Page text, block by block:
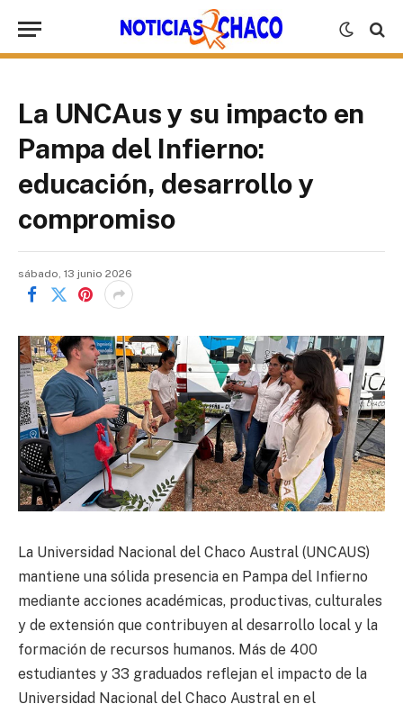
La UNCAus y su impacto en
Pampa del Infierno:
educación, desarrollo y
compromiso
sábado, 13 junio 2026
La Universidad Nacional del Chaco Austral (UNCAUS)
mantiene una sólida presencia en Pampa del Infierno
mediante acciones académicas, productivas, culturales
y de extensión que contribuyen al desarrollo local y la
formación de recursos humanos. Más de 400
estudiantes y 33 graduados reflejan el impacto de la
Universidad Nacional del Chaco Austral en el